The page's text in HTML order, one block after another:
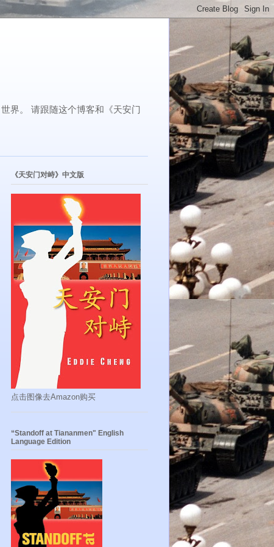
界。 请跟随这个博客和《天安门
《天安门对峙》中文版
点击图像去Amazon购买
“Standoff at Tiananmen" English
Language Edition